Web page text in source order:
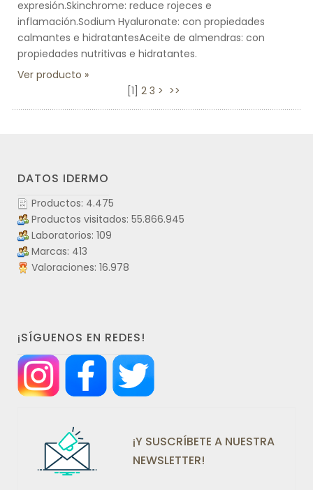
expresión.Skinchrome: reduce rojeces e
inflamación.Sodium Hyaluronate: con propiedades
calmantes e hidratantesAceite de almendras: con
propiedades nutritivas e hidratantes.
Ver producto
1 2 3 > >>
DATOS IDERMO
Productos: 4.475
Productos visitados: 55.866.945
Laboratorios: 109
Marcas: 413
Valoraciones: 16.978
¡SÍGUENOS EN REDES!
¡Y SUSCRÍBETE A NUESTRA
NEWSLETTER!